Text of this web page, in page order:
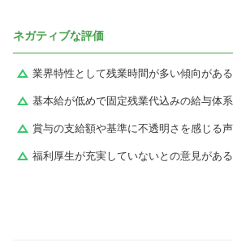
ネガティブな評価
業界特性として残業時間が多い傾向がある
基本給が低めで固定残業代込みの給与体系
賞与の支給額や基準に不透明さを感じる
福利厚生が充実していないとの意見がある